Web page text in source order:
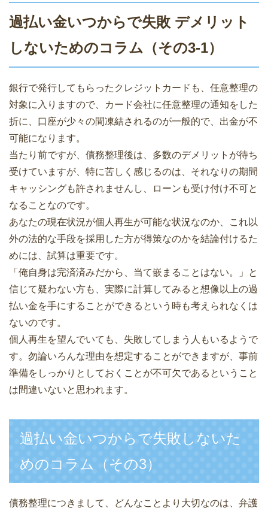
過払い金いつからで失敗 デメリット
しないためのコラム（その3-1）
銀行で発行してもらったクレジットカードも、任意整理の
対象に入りますので、カード会社に任意整理の通知をした
折に、口座が少々の間凍結されるのが一般的で、出金が不
可能になります。
当たり前ですが、債務整理後は、多数のデメリットが待ち
受けていますが、特に苦しく感じるのは、それなりの期間
キャッシングも許されませんし、ローンも受け付け不可と
なることなのです。
あなたの現在状況が個人再生が可能な状況なのか、これ以
外の法的な手段を採用した方が得策なのかを結論付けるた
めには、試算は重要です。
「俺自身は完済済みだから、当て嵌まることはない。」と
信じて疑わない方も、実際に計算してみると想像以上の過
払い金を手にすることができるという時も考えられなくは
ないのです。
個人再生を望んでいても、失敗してしまう人もいるようで
す。勿論いろんな理由を想定することができますが、事前
準備をしっかりとしておくことが不可欠であるということ
は間違いないと思われます。
過払い金いつからで失敗しないた
めのコラム（その3）
債務整理につきまして、どんなことより大切なのは、弁護